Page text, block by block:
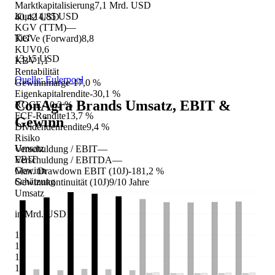
Marktkapitalisierung7,1 Mrd. USD
Kurs14,85 USD
KGV (TTM)—
KGVe (Forward)8,8
KUV0,6
KBV1,1
Rentabilität
Gewinnmarge-17,0 %
Eigenkapitalrendite-30,1 %
ROCE-10,2 %
FCF-Rendite13,7 %
Dividendenrendite9,4 %
Risiko
Verschuldung / EBIT—
Verschuldung / EBITDA—
Max. Drawdown EBIT (10J)-181,2 %
Gewinnkontinuität (10J)9/10 Jahre
Umsatz
in Mrd. USD
16
14
12
10
40,42 USD
Tief
13,15 USD
Quelle: Eulerpool
ConAgra Brands Umsatz, EBIT &
Gewinn
Umsatz
EBIT
Gewinn
Schätzung